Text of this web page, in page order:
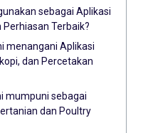
sebagai Aplikasi
Perhiasan Terbaik?
menangani Aplikasi
dan Percetakan
mumpuni sebagai
dan Poultry